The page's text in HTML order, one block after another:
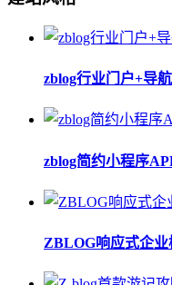
zblog行业门户+导
zblog简约小程序
ZBLOG响应式企业